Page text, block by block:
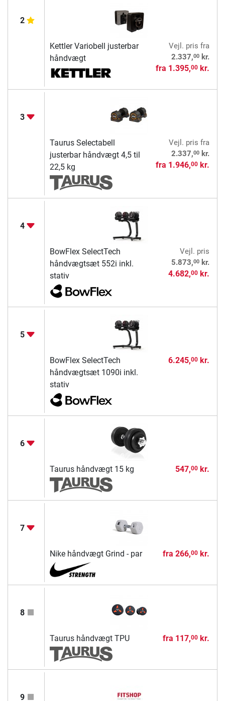
2
Kettler Variobell justerbar
håndvægt
Vejl. pris fra
2.337,00kr.
fra 1.395,00kr.
3
Taurus Selectabell
justerbar håndvægt 4,5 til
22,5 kg
Vejl. pris fra
2.337,00kr.
fra 1.946,00kr.
4
BowFlex SelectTech
håndvægtsæt 552i inkl.
stativ
Vejl. pris
5.873,00kr.
4.682,00kr.
5
BowFlex SelectTech
håndvægtsæt 1090i inkl.
stativ
6.245,00kr.
6
Taurus håndvægt 15 kg 547,00kr.
7
Nike håndvægt Grind - par fra 266,00kr.
8
Taurus håndvægt TPU fra 117,00kr.
9